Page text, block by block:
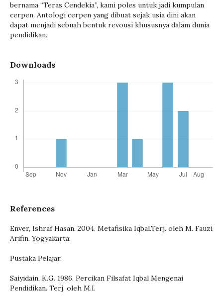
bernama “Teras Cendekia”, kami poles untuk jadi kumpulan
cerpen. Antologi cerpen yang dibuat sejak usia dini akan
dapat menjadi sebuah bentuk revousi khususnya dalam dunia
pendidikan.
Downloads
References
Enver, Ishraf Hasan. 2004. Metafisika Iqbal.Terj. oleh M. Fauzi
Arifin. Yogyakarta:
Pustaka Pelajar.
Saiyidain, K.G. 1986. Percikan Filsafat Iqbal Mengenai
Pendidikan. Terj. oleh M.I.